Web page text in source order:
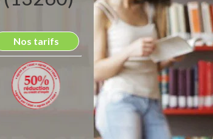
Nos tarifs